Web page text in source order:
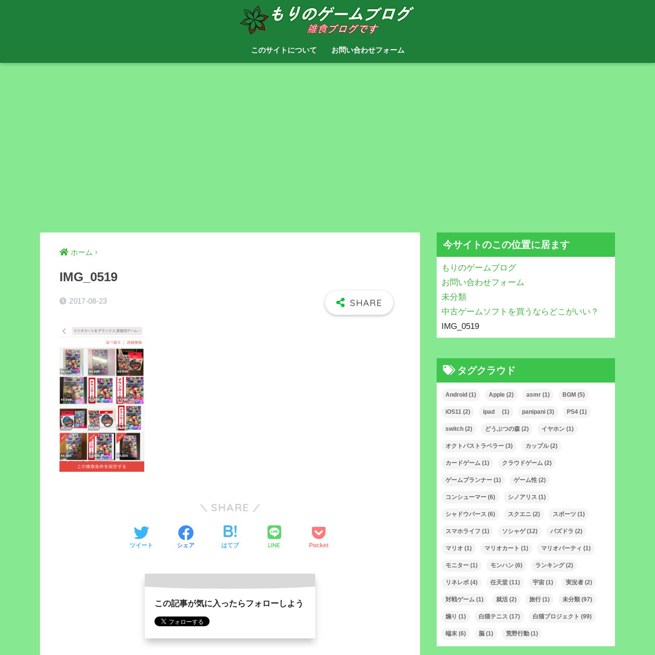
このサイトについて お問い合わせフォーム
ホーム
IMG_0519
2017-08-23
SHARE
ツイート シェア はてブ LINE Pocket
この記事が気に入ったらフォローしよう
今サイトのこの位置に居ます
もりのゲームブログ
お問い合わせフォーム
未分類
中古ゲームソフトを買うならどこがいい？
IMG_0519
タグクラウド
Android (1) Apple (2) asmr (1) BGM (5)
iOS11 (2) ipad (1) panipani (3) PS4 (1)
switch (2) どうぶつの森 (2) イヤホン (1)
オクトパストラベラー (3) カップル(2)
カードゲーム (1) クラウドゲーム (2)
ゲームプランナー (1) ゲーム性 (2)
コンシューマー (6) シノアリス (1)
シャドウバース (6) スクエニ (2) スポーツ (1)
スマホライフ (1) ソシャゲ(12) パズドラ (2)
マリオ (1) マリオカート (1) マリオパーティ (1)
モニター (1) モンハン (6) ランキング(2)
リネレボ (4) 任天堂 (11) 宇宙 (1) 実況者 (2)
対戦ゲーム (1) 就活 (2) 旅行 (1) 未分類 (97)
煽り (1) 白猫テニス (17) 白猫プロジェクト (99)
端末 (6) 脳 (1) 荒野行動 (1)